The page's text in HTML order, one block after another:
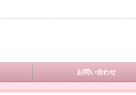
お問い合わせ